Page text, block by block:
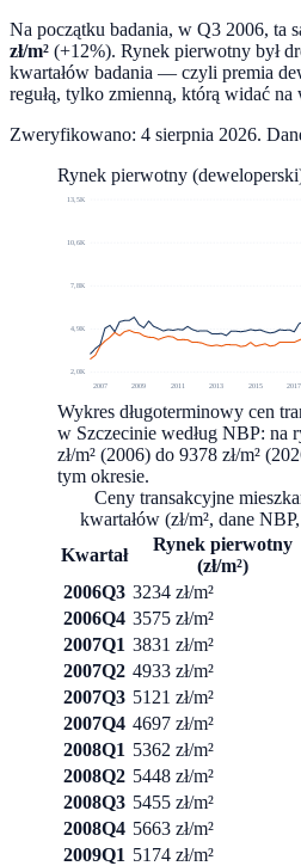
Na początku badania, w Q3 2006, ta
zł/m² (+12%). Rynek pierwotny był
kwartałów badania — czyli premia
regułą, tylko zmienną, którą widać na
Zweryfikowano: 4 sierpnia 2026.
Rynek pierwotny
2,0K
4,9K
7,8K
10,6K
13,5K
2007 2009 2011 2013 2015 2017
Wykres długoterminowy cen
w Szczecinie według NBP: na
zł/m² (2006) do 9378 zł/m²
tym okresie.
Ceny transakcyjne
kwartałów (zł/m², dane
Kwartał
Rynek pierwotny
(zł/m²)
2006Q3 3234 zł/m²
2006Q4 3575 zł/m²
2007Q1 3831 zł/m²
2007Q2 4933 zł/m²
2007Q3 5121 zł/m²
2007Q4 4697 zł/m²
2008Q1 5362 zł/m²
2008Q2 5448 zł/m²
2008Q3 5455 zł/m²
2008Q4 5663 zł/m²
2009Q1 5174 zł/m²